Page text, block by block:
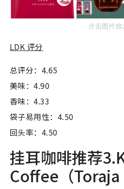
点击图片放
LDK 评分
总评分：4.65
美味：4.90
香味：4.33
袋子易用性：4.50
回头率：4.50
挂耳咖啡推荐
Coffee（Toraja